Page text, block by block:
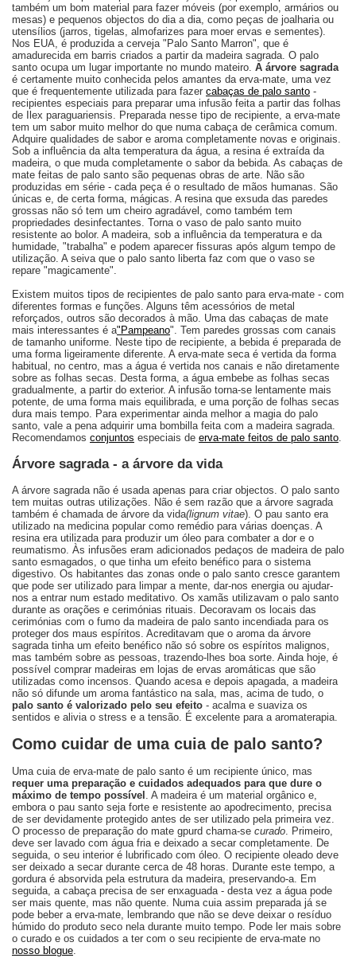
também um bom material para fazer móveis (por exemplo, armários ou
mesas) e pequenos objectos do dia a dia, como peças de joalharia ou
utensílios (jarros, tigelas, almofarizes para moer ervas e sementes).
Nos EUA, é produzida a cerveja "Palo Santo Marron", que é
amadurecida em barris criados a partir da madeira sagrada. O palo
santo ocupa um lugar importante no mundo mateiro. A árvore sagrada
é certamente muito conhecida pelos amantes da erva-mate, uma vez
que é frequentemente utilizada para fazer cabaças de palo santo -
recipientes especiais para preparar uma infusão feita a partir das folhas
de Ilex paraguariensis. Preparada nesse tipo de recipiente, a erva-mate
tem um sabor muito melhor do que numa cabaça de cerâmica comum.
Adquire qualidades de sabor e aroma completamente novas e originais.
Sob a influência da alta temperatura da água, a resina é extraída da
madeira, o que muda completamente o sabor da bebida. As cabaças de
mate feitas de palo santo são pequenas obras de arte. Não são
produzidas em série - cada peça é o resultado de mãos humanas. São
únicas e, de certa forma, mágicas. A resina que exsuda das paredes
grossas não só tem um cheiro agradável, como também tem
propriedades desinfectantes. Torna o vaso de palo santo muito
resistente ao bolor. A madeira, sob a influência da temperatura e da
humidade, "trabalha" e podem aparecer fissuras após algum tempo de
utilização. A seiva que o palo santo liberta faz com que o vaso se
repare "magicamente".
Existem muitos tipos de recipientes de palo santo para erva-mate - com
diferentes formas e funções. Alguns têm acessórios de metal
reforçados, outros são decorados à mão. Uma das cabaças de mate
mais interessantes é a"Pampeano". Tem paredes grossas com canais
de tamanho uniforme. Neste tipo de recipiente, a bebida é preparada de
uma forma ligeiramente diferente. A erva-mate seca é vertida da forma
habitual, no centro, mas a água é vertida nos canais e não diretamente
sobre as folhas secas. Desta forma, a água embebe as folhas secas
gradualmente, a partir do exterior. A infusão torna-se lentamente mais
potente, de uma forma mais equilibrada, e uma porção de folhas secas
dura mais tempo. Para experimentar ainda melhor a magia do palo
santo, vale a pena adquirir uma bombilla feita com a madeira sagrada.
Recomendamos conjuntos especiais de erva-mate feitos de palo santo.
Árvore sagrada - a árvore da vida
A árvore sagrada não é usada apenas para criar objectos. O palo santo
tem muitas outras utilizações. Não é sem razão que a árvore sagrada
também é chamada de árvore da vida(lignum vitae). O pau santo era
utilizado na medicina popular como remédio para várias doenças. A
resina era utilizada para produzir um óleo para combater a dor e o
reumatismo. Às infusões eram adicionados pedaços de madeira de palo
santo esmagados, o que tinha um efeito benéfico para o sistema
digestivo. Os habitantes das zonas onde o palo santo cresce garantem
que pode ser utilizado para limpar a mente, dar-nos energia ou ajudar-
nos a entrar num estado meditativo. Os xamãs utilizavam o palo santo
durante as orações e cerimónias rituais. Decoravam os locais das
cerimónias com o fumo da madeira de palo santo incendiada para os
proteger dos maus espíritos. Acreditavam que o aroma da árvore
sagrada tinha um efeito benéfico não só sobre os espíritos malignos,
mas também sobre as pessoas, trazendo-lhes boa sorte. Ainda hoje, é
possível comprar madeiras em lojas de ervas aromáticas que são
utilizadas como incensos. Quando acesa e depois apagada, a madeira
não só difunde um aroma fantástico na sala, mas, acima de tudo, o
palo santo é valorizado pelo seu efeito - acalma e suaviza os
sentidos e alivia o stress e a tensão. É excelente para a aromaterapia.
Como cuidar de uma cuia de palo santo?
Uma cuia de erva-mate de palo santo é um recipiente único, mas
requer uma preparação e cuidados adequados para que dure o
máximo de tempo possível . A madeira é um material orgânico e,
embora o pau santo seja forte e resistente ao apodrecimento, precisa
de ser devidamente protegido antes de ser utilizado pela primeira vez.
O processo de preparação do mate gpurd chama-se curado. Primeiro,
deve ser lavado com água fria e deixado a secar completamente. De
seguida, o seu interior é lubrificado com óleo. O recipiente oleado deve
ser deixado a secar durante cerca de 48 horas. Durante este tempo, a
gordura é absorvida pela estrutura da madeira, preservando-a. Em
seguida, a cabaça precisa de ser enxaguada - desta vez a água pode
ser mais quente, mas não quente. Numa cuia assim preparada já se
pode beber a erva-mate, lembrando que não se deve deixar o resíduo
húmido do produto seco nela durante muito tempo. Pode ler mais sobre
o curado e os cuidados a ter com o seu recipiente de erva-mate no
nosso blogue.